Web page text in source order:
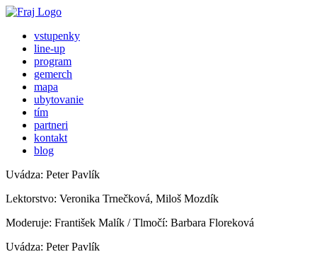
vstupenky
line-up
program
gemerch
mapa
ubytovanie
tím
partneri
kontakt
blog
Uvádza: Peter Pavlík
Lektorstvo: Veronika Trnečková, Miloš Mozdík
Moderuje: František Malík / Tlmočí: Barbara Floreková
Uvádza: Peter Pavlík